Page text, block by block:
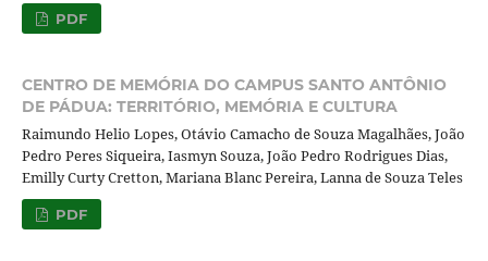
PDF
CENTRO DE MEMÓRIA DO CAMPUS SANTO ANTÔNIO
DE PÁDUA: TERRITÓRIO, MEMÓRIA E CULTURA
Raimundo Helio Lopes, Otávio Camacho de Souza Magalhães, João
Pedro Peres Siqueira, Iasmyn Souza, João Pedro Rodrigues Dias,
Emilly Curty Cretton, Mariana Blanc Pereira, Lanna de Souza Teles
PDF